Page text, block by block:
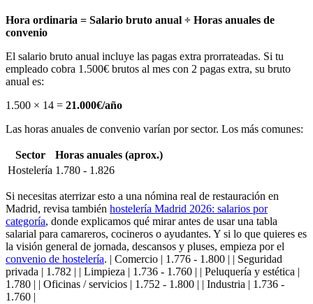
Hora ordinaria = Salario bruto anual ÷ Horas anuales de
convenio
El salario bruto anual incluye las pagas extra prorrateadas. Si tu
empleado cobra 1.500€ brutos al mes con 2 pagas extra, su bruto
anual es:
1.500 × 14 = 21.000€/año
Las horas anuales de convenio varían por sector. Los más comunes:
Sector
Horas anuales (aprox.)
Hostelería 1.780 - 1.826
Si necesitas aterrizar esto a una nómina real de restauración en
Madrid, revisa también hostelería Madrid 2026: salarios por
categoría, donde explicamos qué mirar antes de usar una tabla
salarial para camareros, cocineros o ayudantes. Y si lo que quieres es
la visión general de jornada, descansos y pluses, empieza por el
convenio de hostelería. | Comercio | 1.776 - 1.800 | | Seguridad
privada | 1.782 | | Limpieza | 1.736 - 1.760 | | Peluquería y estética |
1.780 | | Oficinas / servicios | 1.752 - 1.800 | | Industria | 1.736 -
1.760 |